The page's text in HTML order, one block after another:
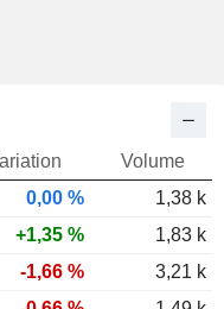
Volume
0,00 %
1,38 k
+1,35 %
1,83 k
-1,66 %
3,21 k